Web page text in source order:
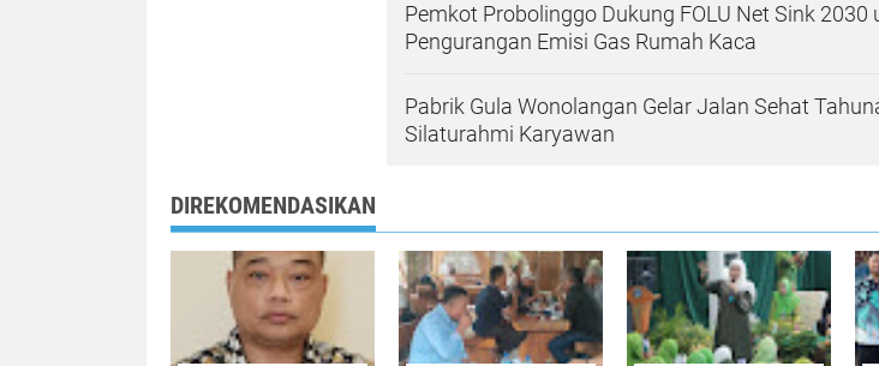
Pemkot Probolinggo Dukung FOLU Net Sink 2030
Pengurangan Emisi Gas Rumah Kaca
Pabrik Gula Wonolangan Gelar Jalan Sehat
Silaturahmi Karyawan
DIREKOMENDASIKAN